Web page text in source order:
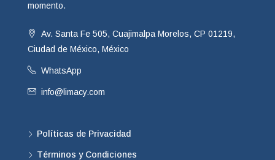
momento.
Av. Santa Fe 505, Cuajimalpa Morelos, CP 01219,
Ciudad de México, México
WhatsApp
info@limacy.com
Políticas de Privacidad
Términos y Condiciones